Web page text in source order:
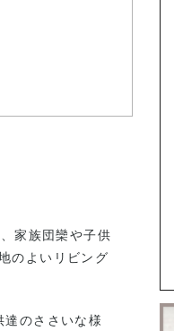
家族団欒や子供
のよいリビング
のささいな様